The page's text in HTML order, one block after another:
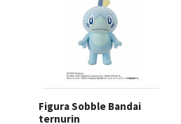
Figura Sobble Bandai
ternurin